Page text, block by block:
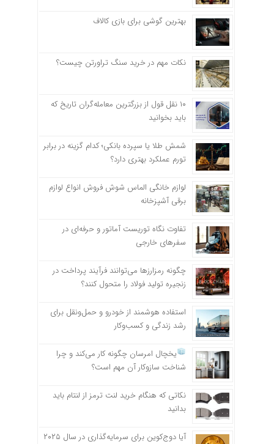
بهترین گوشی برای بازی کالاف
نکات مهم در خرید سنگ تراورتن چیست؟
۱۰ نقل قول از بزرگترین معامله‌گران تاریخ که
باید بخوانید
شمش طلا یا سپرده بانکی؛ کدام گزینه در برابر
تورم عملکرد بهتری دارد؟
لوازم خانگی الماس شوش فروش انواع لوازم
برقی آشپزخانه
تفاوت نگاه توریست آماتور و حرفه‌ای در
سفرهای خارجی
چگونه رمزارزها می‌توانند فرآیند پرداخت در
زنجیره تولید فولاد را متحول کنند؟
استفاده هوشمند از خودرو و حمل‌ونقل برای
رشد زندگی و کسب‌وکار
یخچال امرسان چگونه کار می‌کند و چرا
شناخت سازوکار آن مهم است؟
نکاتی که هنگام خرید لنت ترمز از لنتام باید
بدانید
آیا دوج‌کوین برای سرمایه‌گذاری در سال ۲۰۲۵